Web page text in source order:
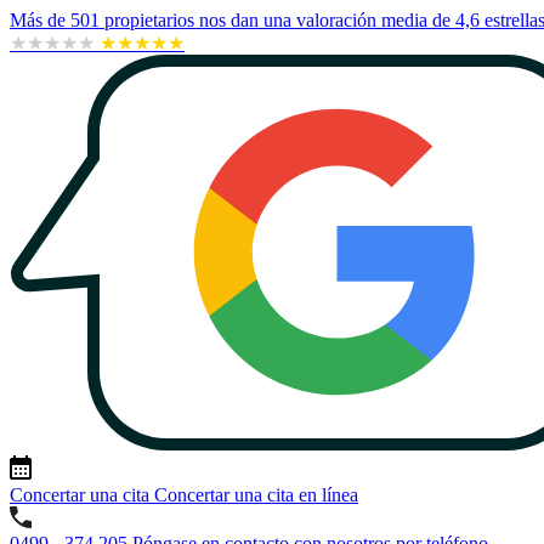
Más de 501 propietarios nos dan una valoración media de 4,6
★★★★★ ★★★★★
Concertaruna cita Concertar una cita en línea